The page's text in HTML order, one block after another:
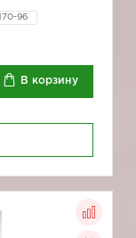
170-96
В корзину